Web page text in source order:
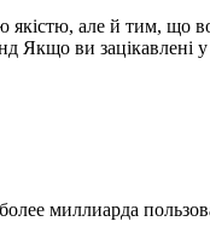
якістю, але й тим, що
Якщо ви зацікавлені у
миллиарда